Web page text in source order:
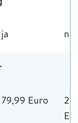
ja
79,99 Euro